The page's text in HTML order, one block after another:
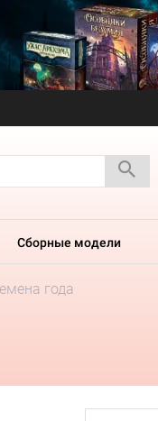
Сборные модели
года